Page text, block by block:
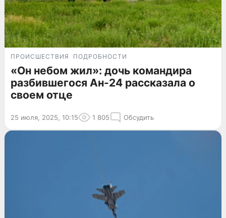
ПРОИСШЕСТВИЯ ПОДРОБНОСТИ
«Он небом жил»: дочь командира
разбившегося Ан-24 рассказала о
своем отце
25 июля, 2025, 10:15 1 805 Обсудить